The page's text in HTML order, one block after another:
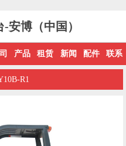
安博（中国）
产品 租赁 新闻 配件 联系
R1